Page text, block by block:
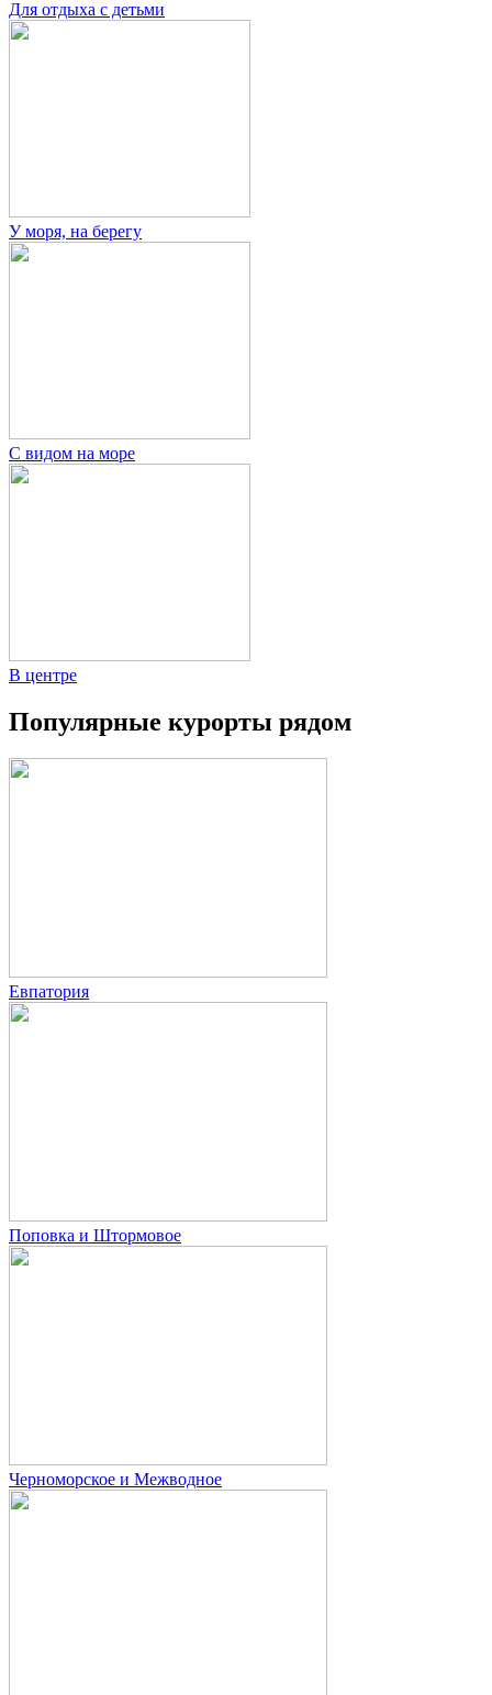
Для отдыха с детьми
У моря, на берегу
С видом на море
В центре
Популярные курорты рядом
Евпатория
Поповка и Штормовое
Черноморское и Межводное